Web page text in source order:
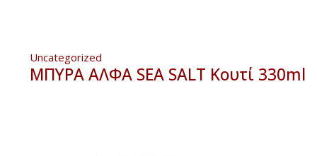
Uncategorized
ΜΠΥΡΑ ΑΛΦΑ SEA SALT Κουτί 330ml